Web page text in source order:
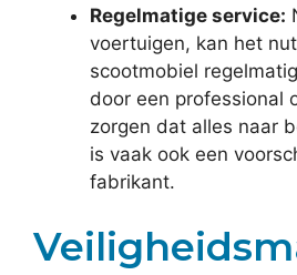
Regelmatige service:
voertuigen, kan het
scootmobiel
door een professional
zorgen dat alles naar
is vaak ook een
fabrikant.